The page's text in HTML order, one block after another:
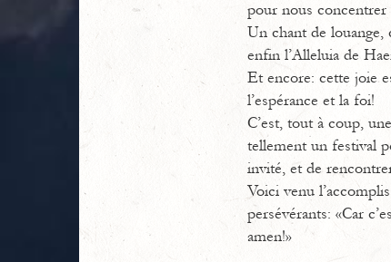
pour nous concentrer
Un chant de louange,
enfin l’Alleluia de
Et encore: cette joie
l’espérance et la foi!
C’est, tout à coup,
tellement un festival
invité, et de
Voici venu
persévérants: «Car
amen!»